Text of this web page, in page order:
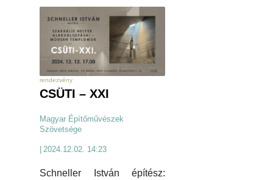
rendezvény
CSÜTI – XXI
Magyar Építőművészek
Szövetsége
2024.12.02. 14:23
Schneller István építész: